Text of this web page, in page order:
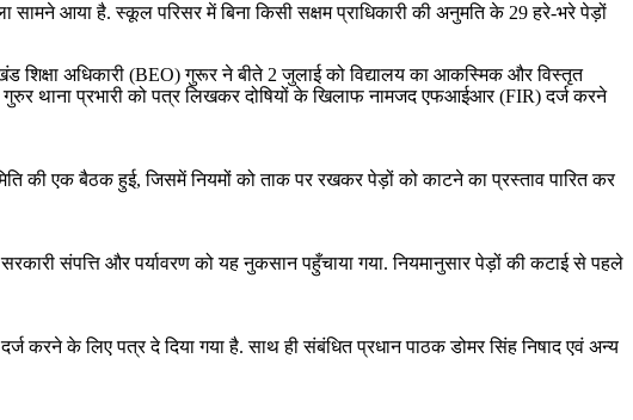
सामने आया है. स्कूल परिसर में बिना किसी सक्षम प्राधिकारी की अनुमति के 29 हरे-भरे पेड़ों
शिक्षा अधिकारी (BEO) गुरूर ने बीते 2 जुलाई को विद्यालय का आकस्मिक और विस्तृत
थाना प्रभारी को पत्र लिखकर दोषियों के खिलाफ नामजद एफआईआर (FIR) दर्ज करने
की एक बैठक हुई, जिसमें नियमों को ताक पर रखकर पेड़ों को काटने का प्रस्ताव पारित कर
संपत्ति और पर्यावरण को यह नुकसान पहुँचाया गया. नियमानुसार पेड़ों की कटाई से पहले
करने के लिए पत्र दे दिया गया है. साथ ही संबंधित प्रधान पाठक डोमर सिंह निषाद एवं अन्य